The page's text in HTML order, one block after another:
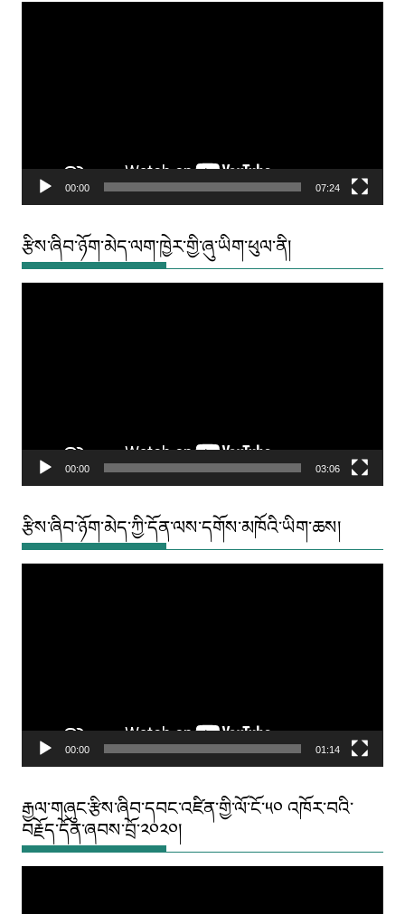
00:00 07:24
རྩིས་ཞིབ་ཉོག་མེད་ལག་ཁྱེར་གྱི་ཞུ་ཡིག་ཕུལ་ནི།
00:00 03:06
རྩིས་ཞིབ་ཉོག་མེད་ཀྱི་དོན་ལས་དགོས་མཁོའི་ཡིག་ཆས།
00:00 01:14
རྒྱལ་གཞུང་རྩིས་ཞིབ་དབང་འཛིན་གྱི་ལོ་ངོ་༥༠ འཁོར་བའི་
བརྗོད་དོན་ཞབས་བྲོ་༢༠༢༠།